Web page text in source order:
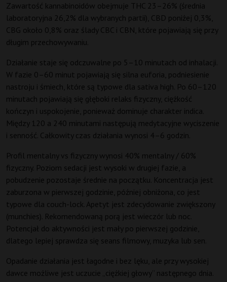
Zawartość kannabinoidów obejmuje THC 23–26% (średnia
laboratoryjna 26,2% dla wybranych partii), CBD poniżej 0,3%,
CBG około 0,8% oraz ślady CBC i CBN, które pojawiają się przy
długim przechowywaniu.
Działanie staje się odczuwalne po 5–10 minutach od inhalacji.
W fazie 0–60 minut pojawiają się silna euforia, podniesienie
nastroju i śmiech, które są typowe dla sativa high. Po 60–120
minutach pojawiają się głęboki relaks fizyczny, ciężkość
kończyn i uspokojenie, ponieważ dominuje charakter indica.
Między 120 a 240 minutami następują medytacyjne wyciszenie
i senność. Całkowity czas działania wynosi 4–6 godzin.
Profil mentalny vs fizyczny wynosi 40% mentalny / 60%
fizyczny. Poziom sedacji jest wysoki w drugiej fazie, a
pobudzenie pozostaje średnie na początku. Koncentracja jest
zaburzona w pierwszej godzinie, później obniżona, co jest
typowe dla couch-lock. Apetyt jest zdecydowanie zwiększony
(munchies). Rekomendowaną porą jest wieczór lub noc.
Potencjał do aktywności jest mały po pierwszej godzinie,
dlatego lepiej sprawdza się seans filmowy, muzyka lub sen.
Opadanie działania jest łagodne i bez lęku, ale przy wysokiej
dawce możliwe jest uczucie „ciężkiej głowy” następnego dnia.